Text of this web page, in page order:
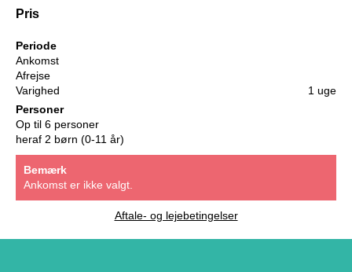
Pris
Periode
Ankomst
Afrejse
Varighed
1 uge
Personer
Op til 6 personer
heraf 2 børn (0-11 år)
Bemærk
Ankomst er ikke valgt.
Aftale- og lejebetingelser